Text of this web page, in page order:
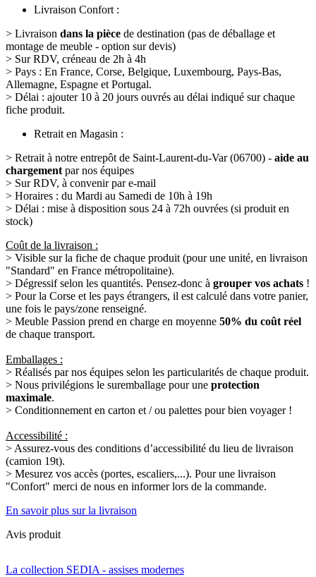
Livraison Confort :
> Livraison dans la pièce de destination (pas de déballage et
montage de meuble - option sur devis)
> Sur RDV, créneau de 2h à 4h
> Pays : En France, Corse, Belgique, Luxembourg, Pays-Bas,
Allemagne, Espagne et Portugal.
> Délai : ajouter 10 à 20 jours ouvrés au délai indiqué sur chaque
fiche produit.
Retrait en Magasin :
> Retrait à notre entrepôt de Saint-Laurent-du-Var (06700) - aide au
chargement par nos équipes
> Sur RDV, à convenir par e-mail
> Horaires : du Mardi au Samedi de 10h à 19h
> Délai : mise à disposition sous 24 à 72h ouvrées (si produit en
stock)
Coût de la livraison :
> Visible sur la fiche de chaque produit (pour une unité, en livraison
"Standard" en France métropolitaine).
> Dégressif selon les quantités. Pensez-donc à grouper vos achats !
> Pour la Corse et les pays étrangers, il est calculé dans votre panier,
une fois le pays/zone renseigné.
> Meuble Passion prend en charge en moyenne 50% du coût réel
de chaque transport.
Emballages :
> Réalisés par nos équipes selon les particularités de chaque produit.
> Nous privilégions le suremballage pour une protection
maximale.
> Conditionnement en carton et / ou palettes pour bien voyager !
Accessibilité :
> Assurez-vous des conditions d’accessibilité du lieu de livraison
(camion 19t).
> Mesurez vos accès (portes, escaliers,...). Pour une livraison
"Confort" merci de nous en informer lors de la commande.
En savoir plus sur la livraison
Avis produit
La collection SEDIA - assises modernes